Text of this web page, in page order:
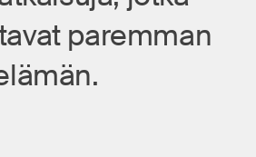
paremman